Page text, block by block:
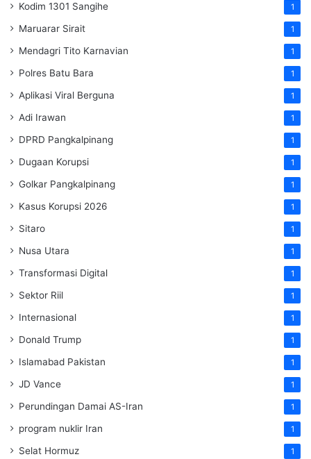
Kodim 1301 Sangihe 1
Maruarar Sirait 1
Mendagri Tito Karnavian 1
Polres Batu Bara 1
Aplikasi Viral Berguna 1
Adi Irawan 1
DPRD Pangkalpinang 1
Dugaan Korupsi 1
Golkar Pangkalpinang 1
Kasus Korupsi 2026 1
Sitaro 1
Nusa Utara 1
Transformasi Digital 1
Sektor Riil 1
Internasional 1
Donald Trump 1
Islamabad Pakistan 1
JD Vance 1
Perundingan Damai AS-Iran 1
program nuklir Iran 1
Selat Hormuz 1